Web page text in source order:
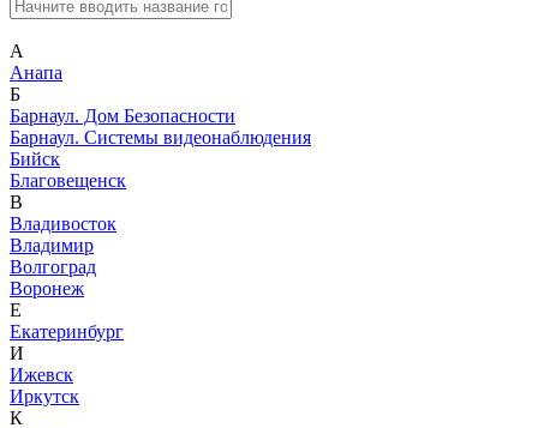
А
Анапа
Б
Барнаул. Дом Безопасности
Барнаул. Системы видеонаблюдения
Бийск
Благовещенск
В
Владивосток
Владимир
Волгоград
Воронеж
Е
Екатеринбург
И
Ижевск
Иркутск
К